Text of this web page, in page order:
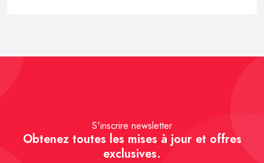
S'inscrire newsletter
Obtenez toutes les mises à jour et offres
exclusives.